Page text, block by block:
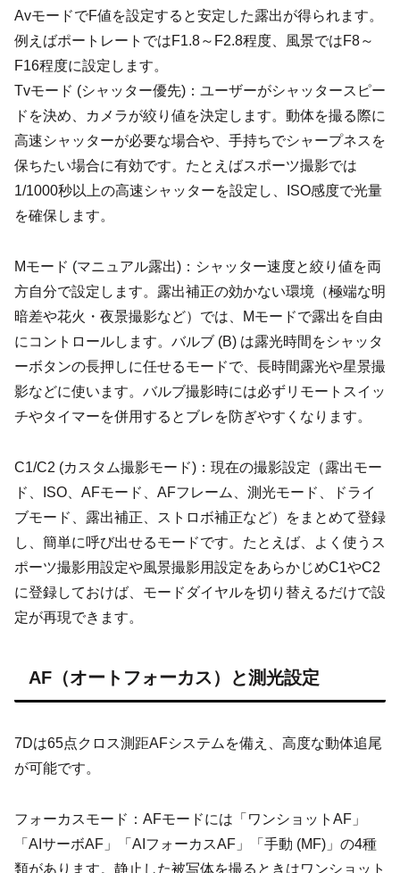
AvモードでF値を設定すると安定した露出が得られます。
例えばポートレートではF1.8～F2.8程度、風景ではF8～
F16程度に設定します。
Tvモード (シャッター優先)：ユーザーがシャッタースピー
ドを決め、カメラが絞り値を決定します。動体を撮る際に
高速シャッターが必要な場合や、手持ちでシャープネスを
保ちたい場合に有効です。たとえばスポーツ撮影では
1/1000秒以上の高速シャッターを設定し、ISO感度で光量
を確保します。
Mモード (マニュアル露出)：シャッター速度と絞り値を両
方自分で設定します。露出補正の効かない環境（極端な明
暗差や花火・夜景撮影など）では、Mモードで露出を自由
にコントロールします。バルブ (B) は露光時間をシャッタ
ーボタンの長押しに任せるモードで、長時間露光や星景撮
影などに使います。バルブ撮影時には必ずリモートスイッ
チやタイマーを併用するとブレを防ぎやすくなります。
C1/C2 (カスタム撮影モード)：現在の撮影設定（露出モー
ド、ISO、AFモード、AFフレーム、測光モード、ドライ
ブモード、露出補正、ストロボ補正など）をまとめて登録
し、簡単に呼び出せるモードです。たとえば、よく使うス
ポーツ撮影用設定や風景撮影用設定をあらかじめC1やC2
に登録しておけば、モードダイヤルを切り替えるだけで設
定が再現できます。
AF（オートフォーカス）と測光設定
7Dは65点クロス測距AFシステムを備え、高度な動体追尾
が可能です。
フォーカスモード：AFモードには「ワンショットAF」
「AIサーボAF」「AIフォーカスAF」「手動 (MF)」の4種
類があります。静止した被写体を撮るときはワンショット